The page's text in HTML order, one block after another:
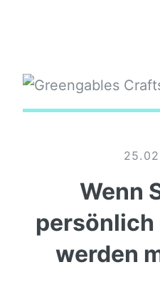
Wenn
persönlich
werden